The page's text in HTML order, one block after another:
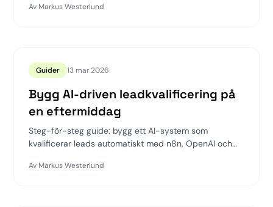
Av Markus Westerlund
Guider 13 mar 2026
Bygg AI-driven leadkvalificering på
en eftermiddag
Steg-för-steg guide: bygg ett AI-system som
kvalificerar leads automatiskt med n8n, OpenAI och
Av Markus Westerlund